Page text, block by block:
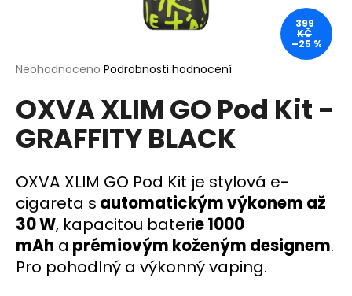
Průměrné
produktu
je
0,0
z
hvězdiček.
Neohodnoceno Podrobnosti hodnocení
OXVA XLIM GO Pod Kit -
GRAFFITY BLACK
OXVA XLIM GO Pod Kit je stylová e-
cigareta s automatickým výkonem až
30 W, kapacitou baterie 1000
mAh a prémiovým koženým designem.
Pro pohodlný a výkonný vaping.
399
KČ
–25 %
í
t
?
HLEDAT
D
o